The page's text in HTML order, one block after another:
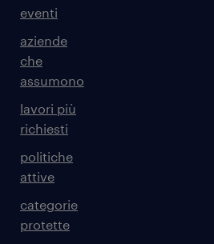
eventi
aziende
che
assumono
lavori più
richiesti
politiche
attive
categorie
protette